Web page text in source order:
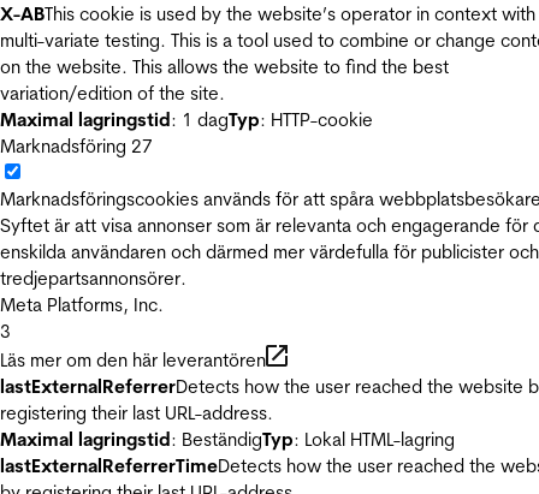
X-ABThis cookie is used by the website’s operator in context with
multi-variate testing. This is a tool used to combine or change
on the website. This allows the website to find the best
variation/edition of the site.
Maximal lagringstid: 1 dagTyp: HTTP-cookie
Marknadsföring 27
Marknadsföringscookies används för att spåra
Syftet är att visa annonser som är relevanta och engagerande för
enskilda användaren och därmed mer värdefulla för publicister och
tredjepartsannonsörer.
Meta Platforms, Inc.
3
Läs mer om den här leverantören
lastExternalReferrerDetects how the user reached the website
registering their last URL-address.
Maximal lagringstid: BeständigTyp: Lokal HTML-lagring
lastExternalReferrerTimeDetects how the user reached the